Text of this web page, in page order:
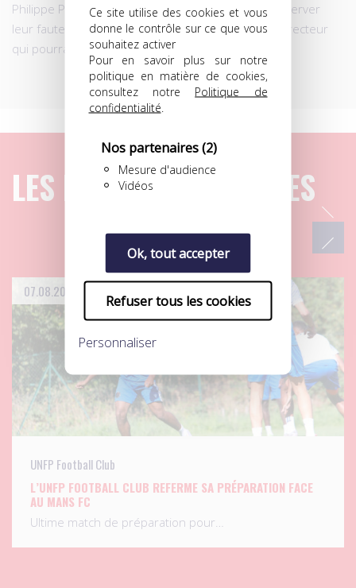
Ce site utilise des cookies et vous
donne le contrôle sur ce que vous
souhaitez activer
Pour en savoir plus sur notre
politique en matière de cookies,
consultez notre Politique de
confidentialité
Nos partenaires(2)
Mesure d'audience
Vidéos
Ok, tout accepter
Refuser tous les cookies
Personnaliser
Philippe Piat et Sylvain Kastendeuch devraient conserver
leur fauteuil du coprésident, au sein d’un comité directeur
qui pourrait, lui, connaître quelques changements…
LES DERNIERS ARTICLES
07.08.2026
UNFP Football Club
L’UNFP FOOTBALL CLUB REFERME SA PRÉPARATION FACE
AU MANS FC
Ultime match de préparation pour…